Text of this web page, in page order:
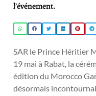
l’événement.
SAR le Prince Héritier
19 mai à Rabat, la
édition du Morocco
désormais